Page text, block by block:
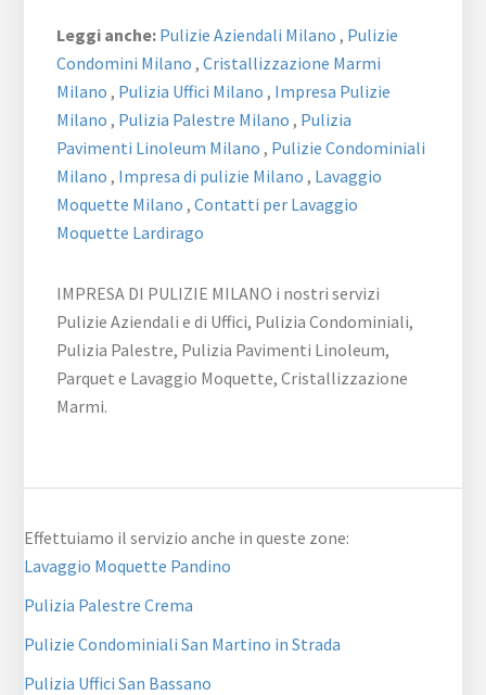
Leggi anche: Pulizie Aziendali Milano, Pulizie
Condomini Milano,Cristallizzazione Marmi
Milano, Pulizia Uffici Milano, Impresa Pulizie
Milano, Pulizia Palestre Milano, Pulizia
Pavimenti Linoleum Milano, Pulizie Condominiali
Milano, Impresa di pulizie Milano, Lavaggio
Moquette Milano,Contatti per Lavaggio
Moquette Lardirago
IMPRESA DI PULIZIE MILANO i nostri servizi
Pulizie Aziendali e di Uffici, Pulizia Condominiali,
Pulizia Palestre, Pulizia Pavimenti Linoleum,
Parquet e Lavaggio Moquette, Cristallizzazione
Marmi.
Effettuiamo il servizio anche in queste zone:
Lavaggio Moquette Pandino
Pulizia Palestre Crema
Pulizie Condominiali San Martino in Strada
Pulizia Uffici San Bassano